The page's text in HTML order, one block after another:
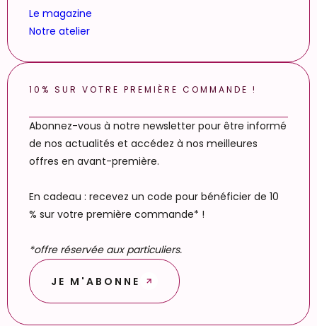
Le magazine
Notre atelier
10% SUR VOTRE PREMIÈRE COMMANDE !
Abonnez-vous à notre newsletter pour être informé
de nos actualités et accédez à nos meilleures
offres en avant-première.
En cadeau : recevez un code pour bénéficier de 10
% sur votre première commande* !
*offre réservée aux particuliers.
JE M'ABONNE